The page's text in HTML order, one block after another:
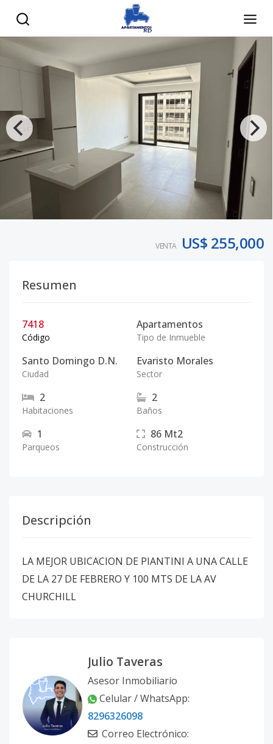
VENTA US$ 255,000
Resumen
7418
Código
Apartamentos
Tipo de Inmueble
Santo Domingo D.N.
Ciudad
Evaristo Morales
Sector
2
Habitaciones
2
Baños
1
Parqueos
86 Mt2
Construcción
Descripción
LA MEJOR UBICACION DE PIANTINI A UNA CALLE
DE LA 27 DE FEBRERO Y 100 MTS DE LA AV
CHURCHILL
Julio Taveras
Asesor Inmobiliario
Celular / WhatsApp:
8296326098
Correo Electrónico: